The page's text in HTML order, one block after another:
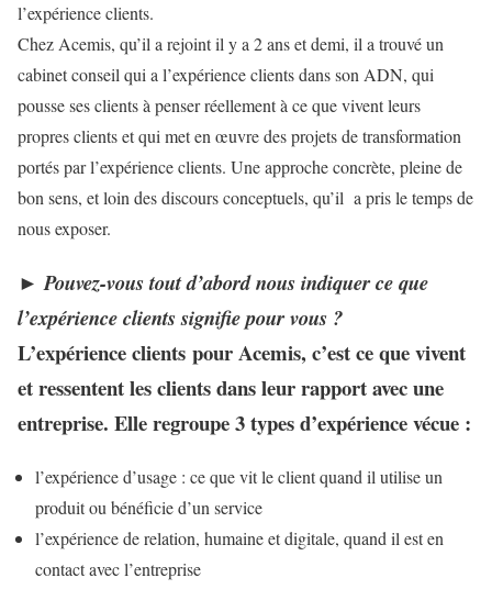
l’expérience clients.
Chez Acemis, qu’il a rejoint il y a 2 ans et demi, il a trouvé un
cabinet conseil qui a l’expérience clients dans son ADN, qui
pousse ses clients à penser réellement à ce que vivent leurs
propres clients et qui met en œuvre des projets de transformation
portés par l’expérience clients. Une approche concrète, pleine de
bon sens, et loin des discours conceptuels, qu’il a pris le temps de
nous exposer.
►Pouvez-vous tout d’abord nous indiquer ce que
l’expérience clients signifie pour vous ?
L’expérience clients pour Acemis, c’est ce que vivent
et ressentent les clients dans leur rapport avec une
entreprise. Elle regroupe 3 types d’expérience vécue :
l’expérience d’usage : ce que vit le client quand il utilise un
produit ou bénéficie d’un service
l’expérience de relation, humaine et digitale, quand il est en
contact avec l’entreprise